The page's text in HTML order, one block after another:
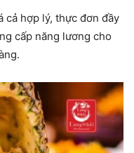
cả hợp lý, thực đơn đầy
cấp năng lương cho